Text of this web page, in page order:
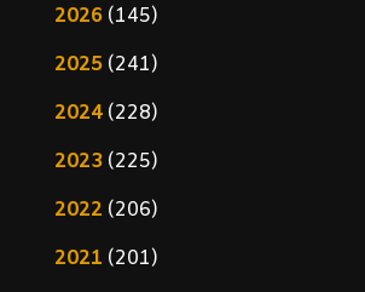
2026(145)
2025(241)
2024(228)
2023(225)
2022 (206)
2021 (201)